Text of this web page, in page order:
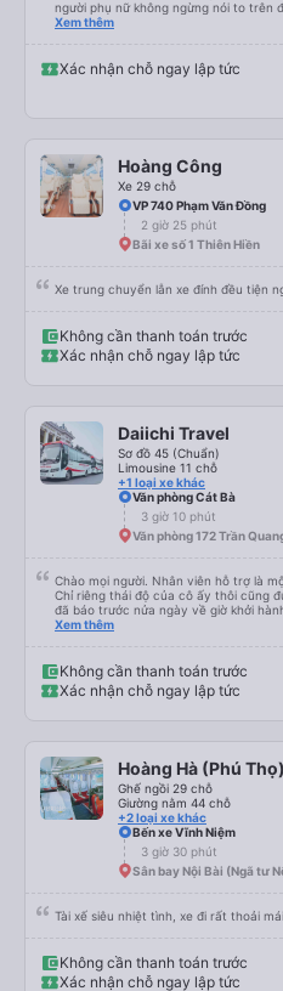
người phụ nữ không ngừng nói to trên
tôn trọng. Những hành khách khác,
thiệu
Xem thêm
Xác nhận chỗ ngay lập tức
Hoàng Công
Xe 29 chỗ
VP 740 Phạm Văn Đồng
2 giờ 25 phút
Bãi xe số 1 Thiên Hiền
Xe trung chuyển lẫn xe đính đều tiện
Không cần thanh toán trước
Xác nhận chỗ ngay lập tức
Daiichi Travel
Sơ đồ 45 (Chuẩn)
Limousine 11 chỗ
+1 loại xe khác
Văn phòng Cát Bà
3 giờ 10 phút
Văn phòng 172 Trần
Chào mọi người. Nhân viên hỗ trợ là
Chỉ riêng thái độ của cô ấy thôi cũng
đã báo trước nửa ngày về giờ khởi
vấn đề, kể cả những vấn đề không liên
thoải mái và có máy lạnh. Tài xế lái xe
chút, nhưng tôi có thể thấy anh ấy đã
gần nhà tôi khá lâu.
Xem thêm
Không cần thanh toán trước
Xác nhận chỗ ngay lập tức
Hoàng Hà (Phú Thọ)
Ghế ngồi 29 chỗ
Giường nằm 44 chỗ
+2 loại xe khác
Bến xe Vĩnh Niệm
3 giờ 30 phút
Sân bay Nội Bài (Ngã tư
Tài xế siêu nhiệt tình, xe đi rất thoải mái.
Không cần thanh toán trước
Xác nhận chỗ ngay lập tức